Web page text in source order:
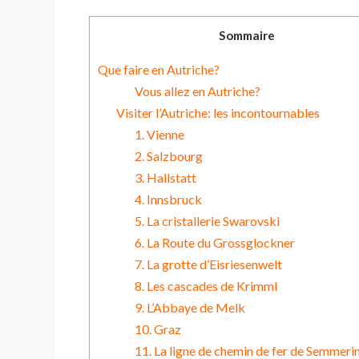
Sommaire
Que faire en Autriche?
Vous allez en Autriche?
Visiter l’Autriche: les incontournables
1. Vienne
2. Salzbourg
3. Hallstatt
4. Innsbruck
5. La cristallerie Swarovski
6. La Route du Grossglockner
7. La grotte d’Eisriesenwelt
8. Les cascades de Krimml
9. L’Abbaye de Melk
10. Graz
11. La ligne de chemin de fer de